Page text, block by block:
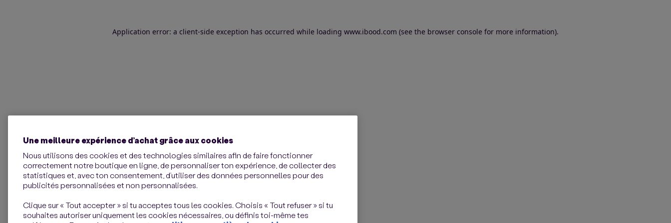
Application error: a client-side exception has occurred while loading www.ibood.com (see the browser console for more information).
Une meilleure expérience d’achat grâce aux cookies
Nous utilisons des cookies et des technologies similaires afin de faire fonctionner
correctement notre boutique en ligne, de personnaliser ton expérience, de collecter des
statistiques et, avec ton consentement, d’utiliser des données personnelles pour des
publicités personnalisées et non personnalisées.
Clique sur « Tout accepter » si tu acceptes tous les cookies. Choisis « Tout refuser » si tu
souhaites autoriser uniquement les cookies nécessaires, ou définis toi-même tes